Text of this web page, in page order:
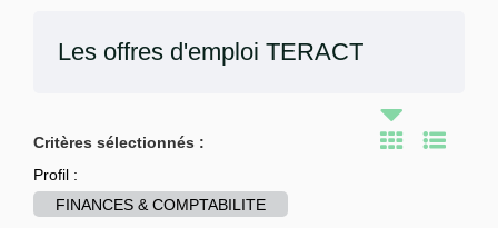
Les offres d'emploi TERACT
Critères sélectionnés :
Profil :
FINANCES & COMPTABILITE